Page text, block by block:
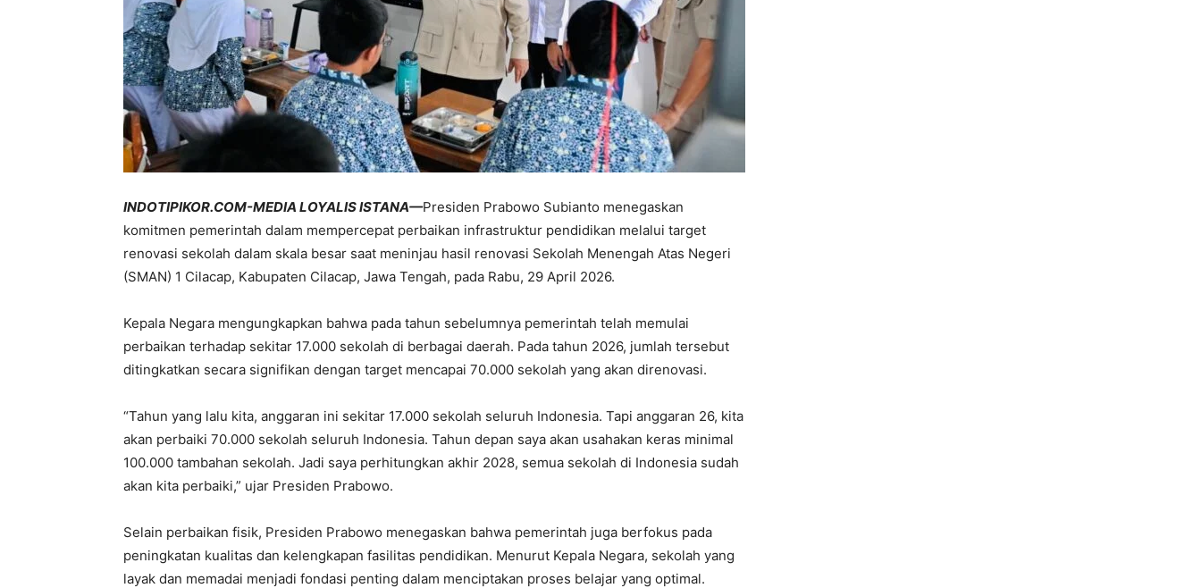
INDOTIPIKOR.COM-MEDIA LOYALIS ISTANA—Presiden Prabowo Subianto menegaskan
komitmen pemerintah dalam mempercepat perbaikan infrastruktur pendidikan melalui target
renovasi sekolah dalam skala besar saat meninjau hasil renovasi Sekolah Menengah Atas Negeri
(SMAN) 1 Cilacap, Kabupaten Cilacap, Jawa Tengah, pada Rabu, 29 April 2026.
Kepala Negara mengungkapkan bahwa pada tahun sebelumnya pemerintah telah memulai
perbaikan terhadap sekitar 17.000 sekolah di berbagai daerah. Pada tahun 2026, jumlah tersebut
ditingkatkan secara signifikan dengan target mencapai 70.000 sekolah yang akan direnovasi.
“Tahun yang lalu kita, anggaran ini sekitar 17.000 sekolah seluruh Indonesia. Tapi anggaran 26, kita
akan perbaiki 70.000 sekolah seluruh Indonesia. Tahun depan saya akan usahakan keras minimal
100.000 tambahan sekolah. Jadi saya perhitungkan akhir 2028, semua sekolah di Indonesia sudah
akan kita perbaiki,” ujar Presiden Prabowo.
Selain perbaikan fisik, Presiden Prabowo menegaskan bahwa pemerintah juga berfokus pada
peningkatan kualitas dan kelengkapan fasilitas pendidikan. Menurut Kepala Negara, sekolah yang
layak dan memadai menjadi fondasi penting dalam menciptakan proses belajar yang optimal.